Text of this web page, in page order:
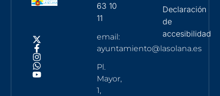
63 10
11
email:
ayuntamiento@lasolana.es
Pl.
Mayor,
1,
Declaración
de
accesibilidad